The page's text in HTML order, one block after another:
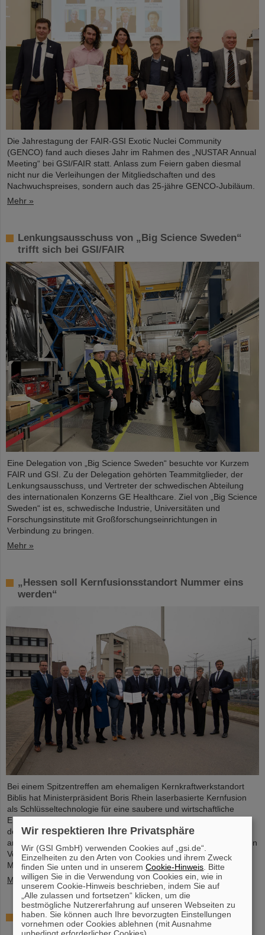
Die Jahrestagung der FAIR-GSI Exotic Nuclei Community
(GENCO) fand auch dieses Jahr im Rahmen des „NUSTAR Annual
Meeting“ bei GSI/FAIR statt. Anlass zum Feiern gaben diesmal
nicht nur die Verleihungen der Mitgliedschaften und des
Nachwuchspreises, sondern auch das 25-jähre GENCO-Jubiläum.
Mehr »
Lenkungsausschuss von „Big Science Sweden“
trifft sich bei GSI/FAIR
Eine Delegation von „Big Science Sweden“ besuchte vor Kurzem
FAIR und GSI. Zu der Delegation gehörten Teammitglieder, der
Lenkungsausschuss, und Vertreter der schwedischen Abteilung
des internationalen Konzerns GE Healthcare. Ziel von „Big Science
Sweden“ ist es, schwedische Industrie, Universitäten und
Forschungsinstitute mit Großforschungseinrichtungen in
Verbindung zu bringen.
Mehr »
„Hessen soll Kernfusionsstandort Nummer eins
werden“
Bei einem Spitzentreffen am ehemaligen Kernkraftwerkstandort
Biblis hat Ministerpräsident Boris Rhein laserbasierte Kernfusion
als Schlüsseltechnologie für eine saubere und wirtschaftliche
Energieversorgung bezeichnet. Auch Professor Thomas Nilsson,
der Wissenschaftliche Geschäftsführer von GSI und FAIR, nahm
an dem Treffen teil und unterzeichnete gemeinsam mit zahlreichen
Vertreter*innen aus Politk, Wirtschaft und Wissenschaft ein
Memorandum of Understanding (MoU) zur Kernfusion.
Mehr »
Schaufenster in die Spitzenforschung: SCIENCE
POP-UP von GSI/FAIR bringt Wissenschaft in die
Wir respektieren Ihre Privatsphäre
Wir (GSI GmbH) verwenden Cookies auf „gsi.de“.
Einzelheiten zu den Arten von Cookies und ihrem Zweck
finden Sie unten und in unseremCookie-Hinweis . Bitte
willigen Sie in die Verwendung von Cookies ein, wie in
unserem Cookie-Hinweis beschrieben, indem Sie auf
„Alle zulassen und fortsetzen“ klicken, um die
bestmögliche Nutzererfahrung auf unseren Webseiten zu
haben. Sie können auch Ihre bevorzugten Einstellungen
vornehmen oder Cookies ablehnen (mit Ausnahme
unbedingt erforderlicher Cookies).